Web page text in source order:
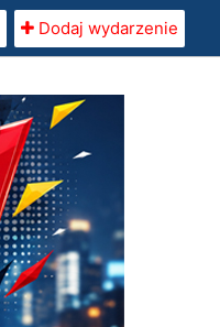
Dodaj wydarzenie